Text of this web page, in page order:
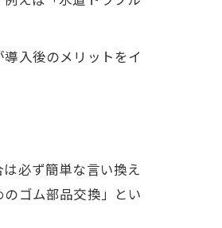
入後のメリットをイ
必ず簡単な言い換え
ゴム部品交換」とい